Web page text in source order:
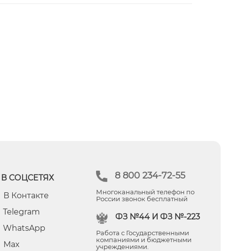
8 800 234-72-55
Многоканальный телефон по
России звонок бесплатный
ФЗ №44 И ФЗ №-223
Работа с Государственными
компаниями и бюджетными
учреждениями.
СОЦСЕТЯХ
В Контакте
Telegram
WhatsApp
Max